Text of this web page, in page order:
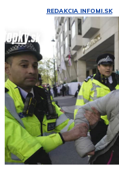
REDAKCIA INFOMI.SK